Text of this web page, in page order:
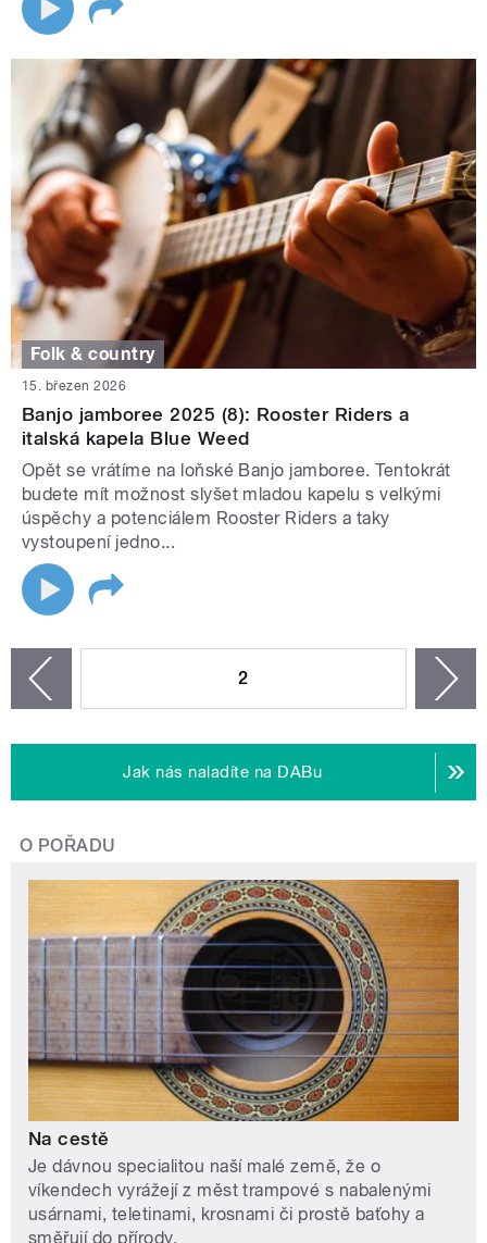
Folk & country
15. březen 2026
Banjo jamboree 2025 (8): Rooster Riders a
italská kapela Blue Weed
Opět se vrátíme na loňské Banjo jamboree. Tentokrát
budete mít možnost slyšet mladou kapelu s velkými
úspěchy a potenciálem Rooster Riders a taky
vystoupení jedno...
2
Jak nás naladíte na DABu
O POŘADU
Na cestě
Je dávnou specialitou naší malé země, že o
víkendech vyrážejí z měst trampové s nabalenými
usárnami, teletinami, krosnami či prostě baťohy a
směřují do přírody.